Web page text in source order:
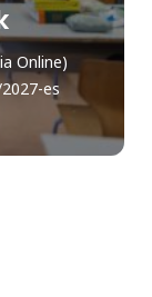
Online)
es